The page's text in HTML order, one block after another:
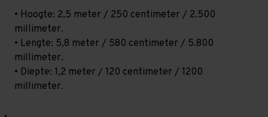
• Hoogte: 2,5 meter / 250 centimeter / 2.500
millimeter.
• Lengte: 5,8 meter / 580 centimeter / 5.800
millimeter.
• Diepte: 1,2 meter / 120 centimeter / 1200
millimeter.